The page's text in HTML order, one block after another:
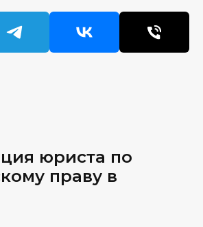
юриста по
праву в